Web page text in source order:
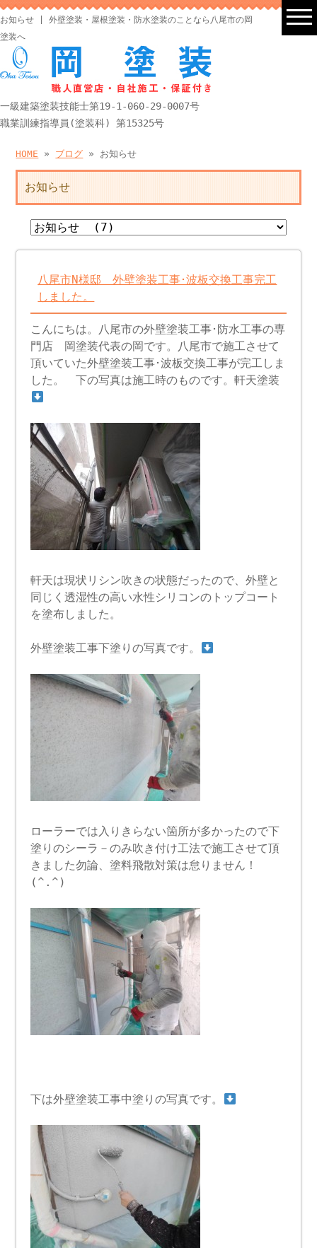
お知らせ | 外壁塗装・屋根塗装・防水塗装のことなら八尾市の岡
塗装へ
一級建築塗装技能士第19-1-060-29-0007号
職業訓練指導員(塗装科) 第15325号
HOME » ブログ » お知らせ
お知らせ
八尾市N様邸 外壁塗装工事･波板交換工事完工
しました。
こんにちは。八尾市の外壁塗装工事･防水工事の専
門店 岡塗装代表の岡です。八尾市で施工させて
頂いていた外壁塗装工事･波板交換工事が完工しま
した。 下の写真は施工時のものです。軒天塗装
軒天は現状リシン吹きの状態だったので、外壁と
同じく透湿性の高い水性シリコンのトップコート
を塗布しました。
外壁塗装工事下塗りの写真です。
ローラーでは入りきらない箇所が多かったので下
塗りのシーラ－のみ吹き付け工法で施工させて頂
きました勿論、塗料飛散対策は怠りません！
(^.^)
下は外壁塗装工事中塗りの写真です。